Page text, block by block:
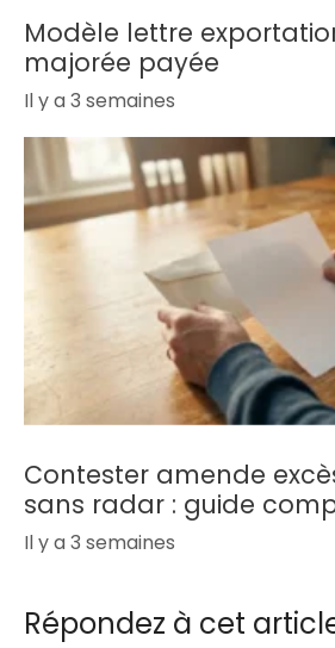
Modèle lettre
majorée payée
Il y a 3 semaines
Contester amende
sans radar : guide
Il y a 3 semaines
Répondez à cet